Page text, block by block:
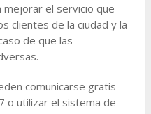
el servicio que
clientes de la ciudad y la
de que las
comunicarse gratis
o utilizar el sistema de